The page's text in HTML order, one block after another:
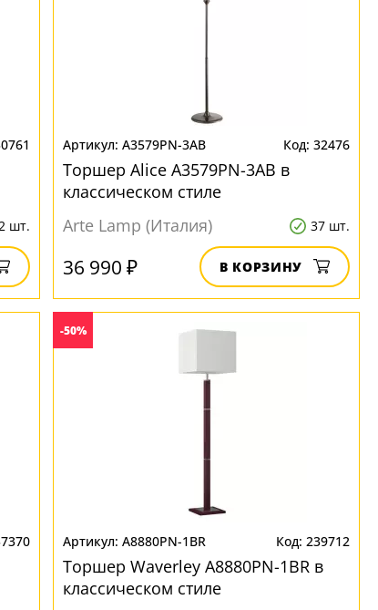
шт.
A3579PN-3AB 32476
Торшер Alice A3579PN-3AB в
классическом стиле
Arte Lamp (Италия)
37 шт.
36 990 ₽ В КОРЗИНУ
-50%
A8880PN-1BR 239712
Торшер Waverley A8880PN-1BR в
классическом стиле